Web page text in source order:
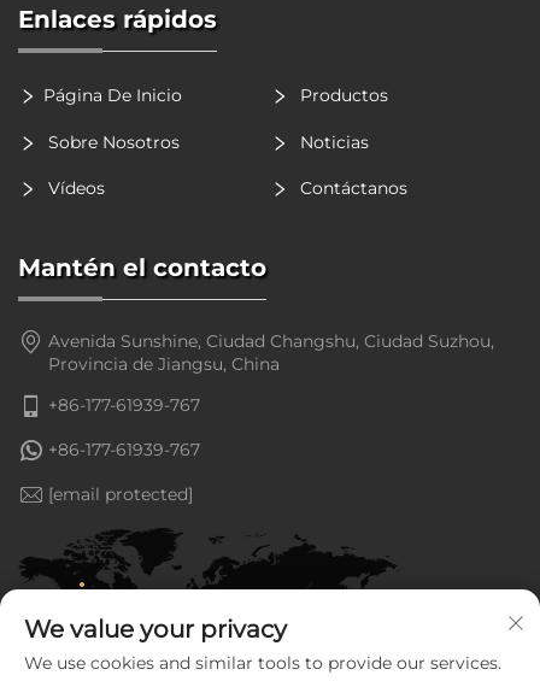
Enlaces rápidos
Página De Inicio Productos
Sobre Nosotros Noticias
Vídeos Contáctanos
Mantén el contacto
Avenida Sunshine, Ciudad Changshu, Ciudad Suzhou,
Provincia de Jiangsu, China
+86-177-61939-767
+86-177-61939-767
[email protected]
We value your privacy
We use cookies and similar tools to provide our services.